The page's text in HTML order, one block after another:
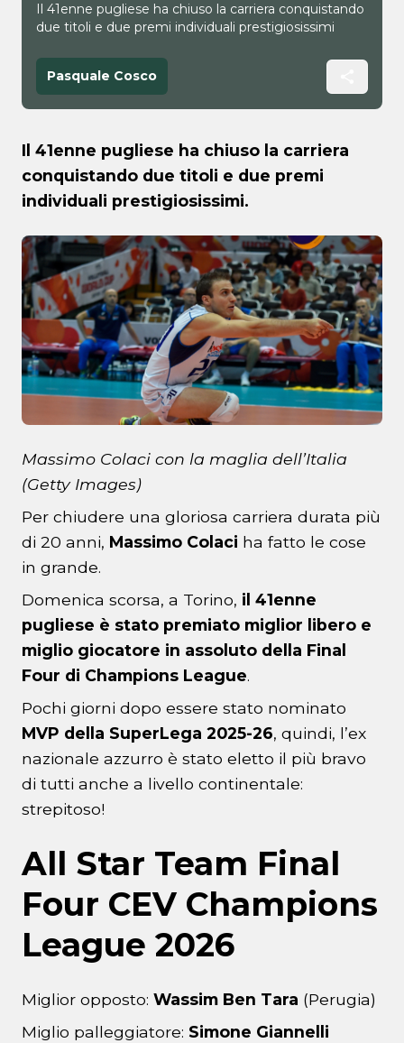
Il 41enne pugliese ha chiuso la carriera conquistando
due titoli e due premi individuali prestigiosissimi
Pasquale Cosco
Il 41enne pugliese ha chiuso la carriera
conquistando due titoli e due premi
individuali prestigiosissimi.
Massimo Colaci con la maglia dell’Italia
(Getty Images)
Per chiudere una gloriosa carriera durata più
di 20 anni, Massimo Colaci ha fatto le cose
in grande.
Domenica scorsa, a Torino, il 41enne
pugliese è stato premiato miglior libero e
miglio giocatore in assoluto della Final
Four di Champions League.
Pochi giorni dopo essere stato nominato
MVP della SuperLega 2025-26, quindi, l’ex
nazionale azzurro è stato eletto il più bravo
di tutti anche a livello continentale:
strepitoso!
All Star Team Final
Four CEV Champions
League 2026
Miglior opposto: Wassim Ben Tara (Perugia)
Miglio palleggiatore: Simone Giannelli